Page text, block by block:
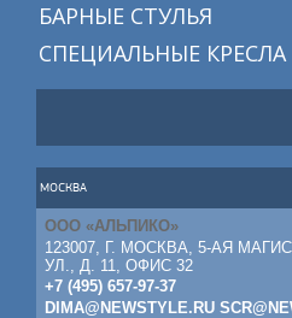
БАРНЫЕ СТУЛЬЯ
СПЕЦИАЛЬНЫЕ КРЕСЛА
МОСКВА
ООО «АЛЬПИКО»
123007, Г. МОСКВА, 5-АЯ
УЛ., Д. 11, ОФИС 32
+7 (495) 657-97-37
DIMA@NEWSTYLE.RU